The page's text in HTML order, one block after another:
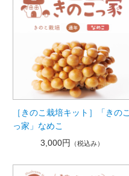
［きのこ栽培キット］「きのこ
っ家」なめこ
3,000円
（税込み）